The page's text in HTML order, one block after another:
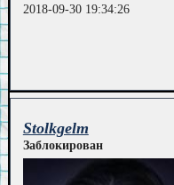
2018-09-30 19:34:26
Stolkgelm
Заблокирован